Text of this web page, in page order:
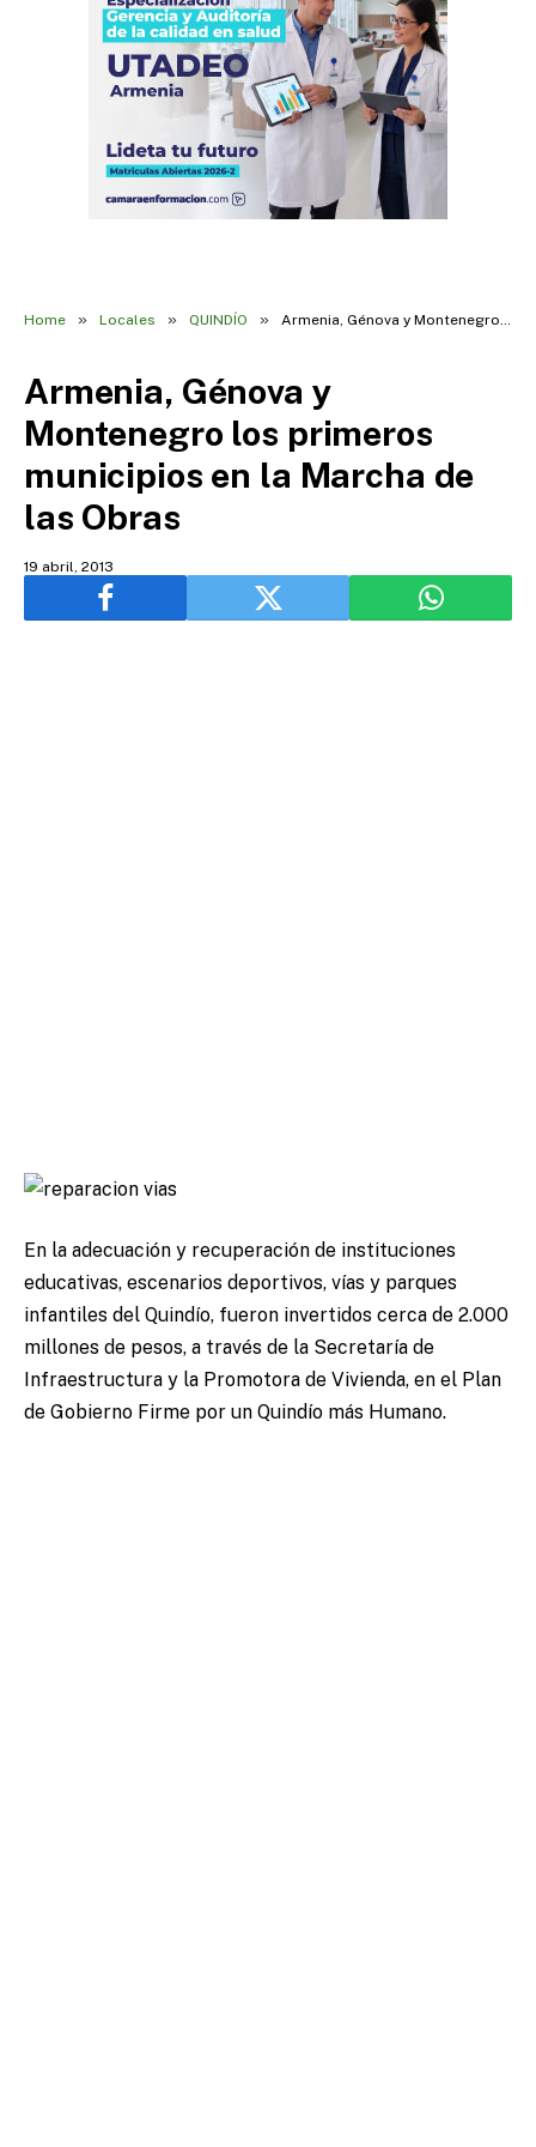
Home » Locales » QUINDÍO » Armenia, Génova y Montenegro los primeros municipios en la Marcha de las Obras
Armenia, Génova y
Montenegro los primeros
municipios en la Marcha de
las Obras
19 abril, 2013
En la adecuación y recuperación de instituciones
educativas, escenarios deportivos, vías y parques
infantiles del Quindío, fueron invertidos cerca de 2.000
millones de pesos, a través de la Secretaría de
Infraestructura y la Promotora de Vivienda, en el Plan
de Gobierno Firme por un Quindío más Humano.